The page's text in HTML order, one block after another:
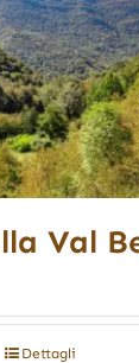
Val
Dettagli